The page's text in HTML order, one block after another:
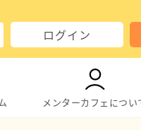
ログイン
メンターカフェについ